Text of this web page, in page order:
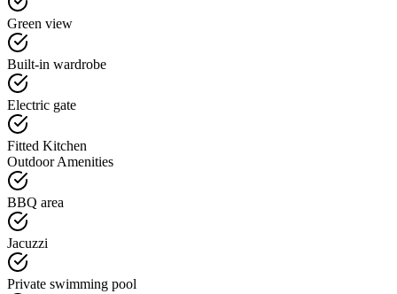
Green view
Built-in wardrobe
Electric gate
Fitted Kitchen
Outdoor Amenities
BBQ area
Jacuzzi
Private swimming pool